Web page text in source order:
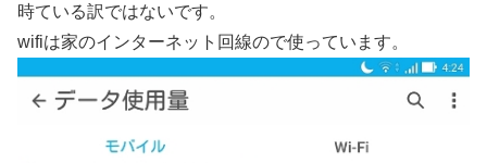
時ている訳ではないです。
wifiは家のインターネット回線ので使っています。